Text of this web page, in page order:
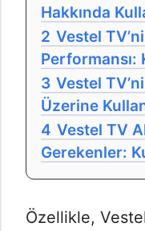
Hakkında
2 Vestel
Performansı:
3 Vestel
Üzerine
4 Vestel TV
Gerekenler:
Özellikle,